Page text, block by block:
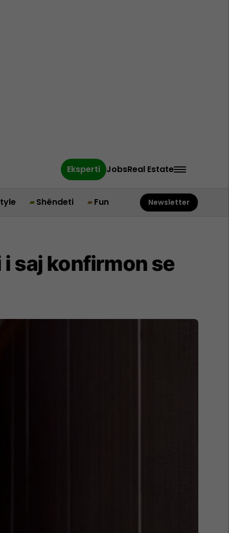
Eksperti JobsReal Estate
Shëndeti Fun Newsletter
saj konfirmon se